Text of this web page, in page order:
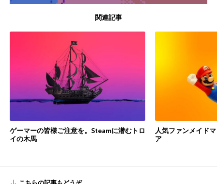
関連記事
ゲーマーの皆様ご注意を。Steamに潜むトロ
イの木馬
人気ファンメイド
ア